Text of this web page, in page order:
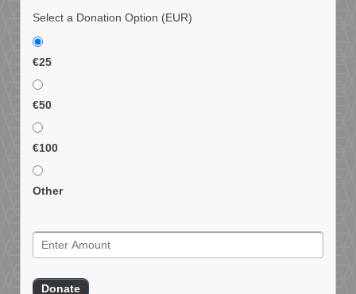
Select a Donation Option (EUR)
€25
€50
€100
Other